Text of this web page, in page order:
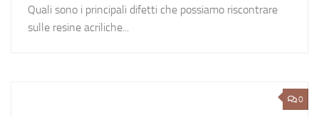
Quali sono i principali difetti che possiamo riscontrare
sulle resine acriliche...
0